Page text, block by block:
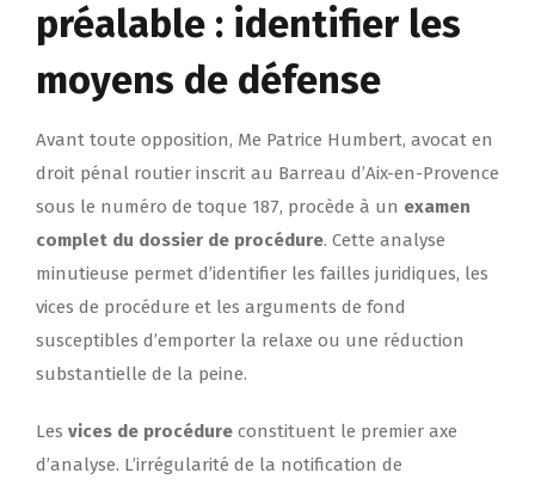
préalable : identifier les
moyens de défense
Avant toute opposition, Me Patrice Humbert, avocat en
droit pénal routier inscrit au Barreau d’Aix-en-Provence
sous le numéro de toque 187, procède à un examen
complet du dossier de procédure. Cette analyse
minutieuse permet d’identifier les failles juridiques, les
vices de procédure et les arguments de fond
susceptibles d’emporter la relaxe ou une réduction
substantielle de la peine.
Les vices de procédure constituent le premier axe
d’analyse. L’irrégularité de la notification de